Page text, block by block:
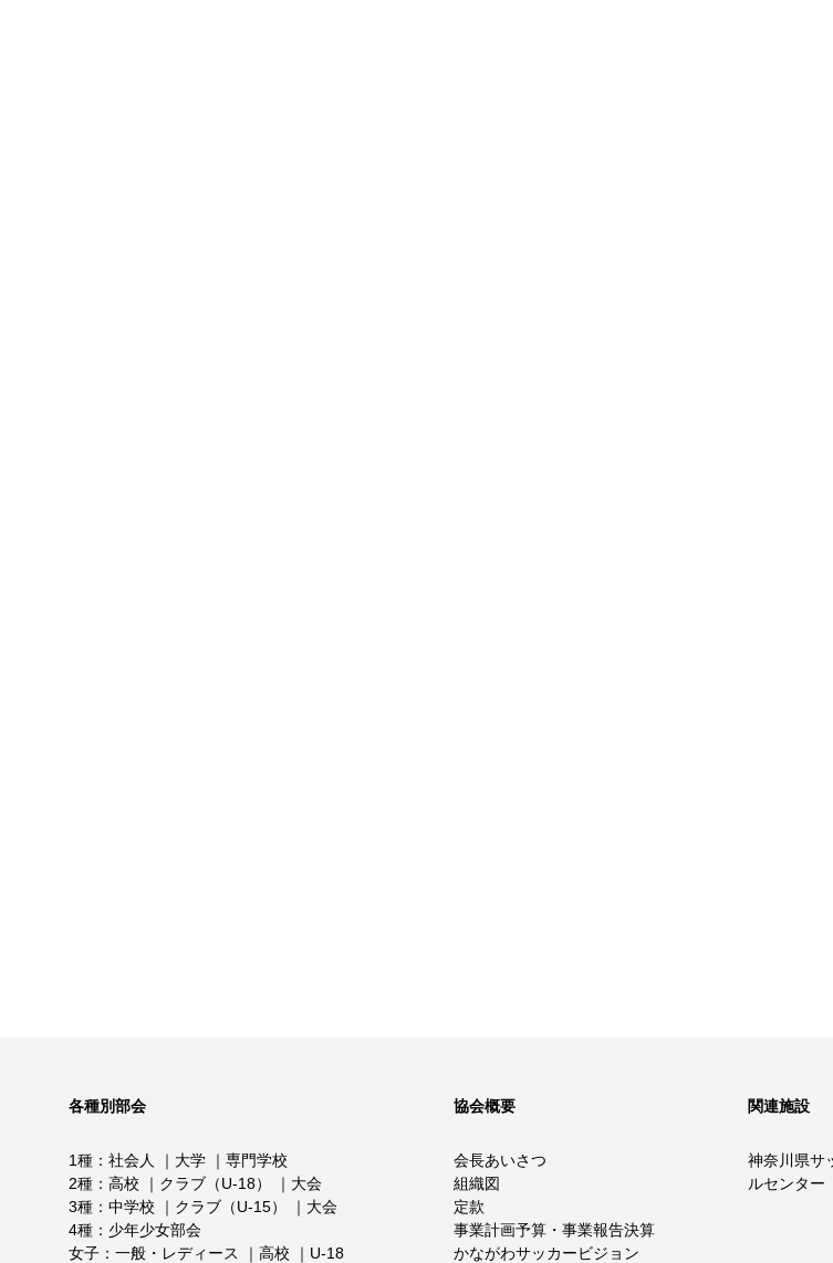
各種別部会
1種 社会人 大学
専門学校
2種
高校 クラブ（U-18）
大会
3種
中学校 クラブ（U-15）
大会
4種
少年少女部会
女子
一般・レディース 高校 U-18
協会概要
会長あいさつ
組織図
定款
事業計画予算・事業報告決算
かながわサッカービジョン
関連施設
神奈川県サ
ルセンター